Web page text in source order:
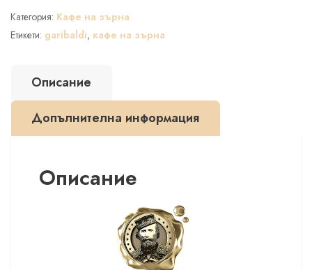
Gusto
Dolce
зърна
–
кг.
Категория: Кафе на зърна
Етикети: garibaldi, кафе на зърна
Описание
Допълнителна информация
Описание